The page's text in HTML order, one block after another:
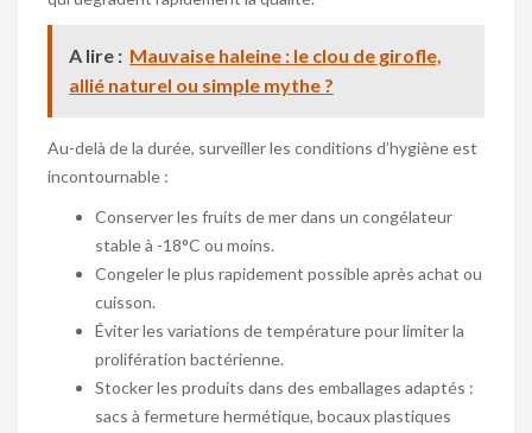
A lire : Mauvaise haleine : le clou de girofle,
allié naturel ou simple mythe ?
Au-delà de la durée, surveiller les conditions d’hygiène est
incontournable :
Conserver les fruits de mer dans un congélateur
stable à -18°C ou moins.
Congeler le plus rapidement possible après achat ou
cuisson.
Éviter les variations de température pour limiter la
prolifération bactérienne.
Stocker les produits dans des emballages adaptés :
sacs à fermeture hermétique, bocaux plastiques